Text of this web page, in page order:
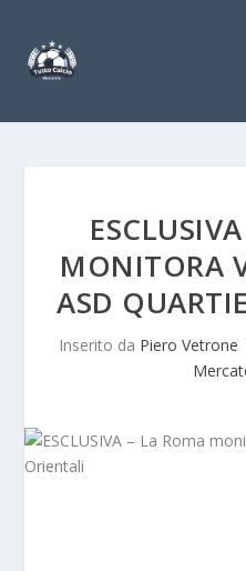
MONITORA
ASD
Inserito da Piero Vetrone